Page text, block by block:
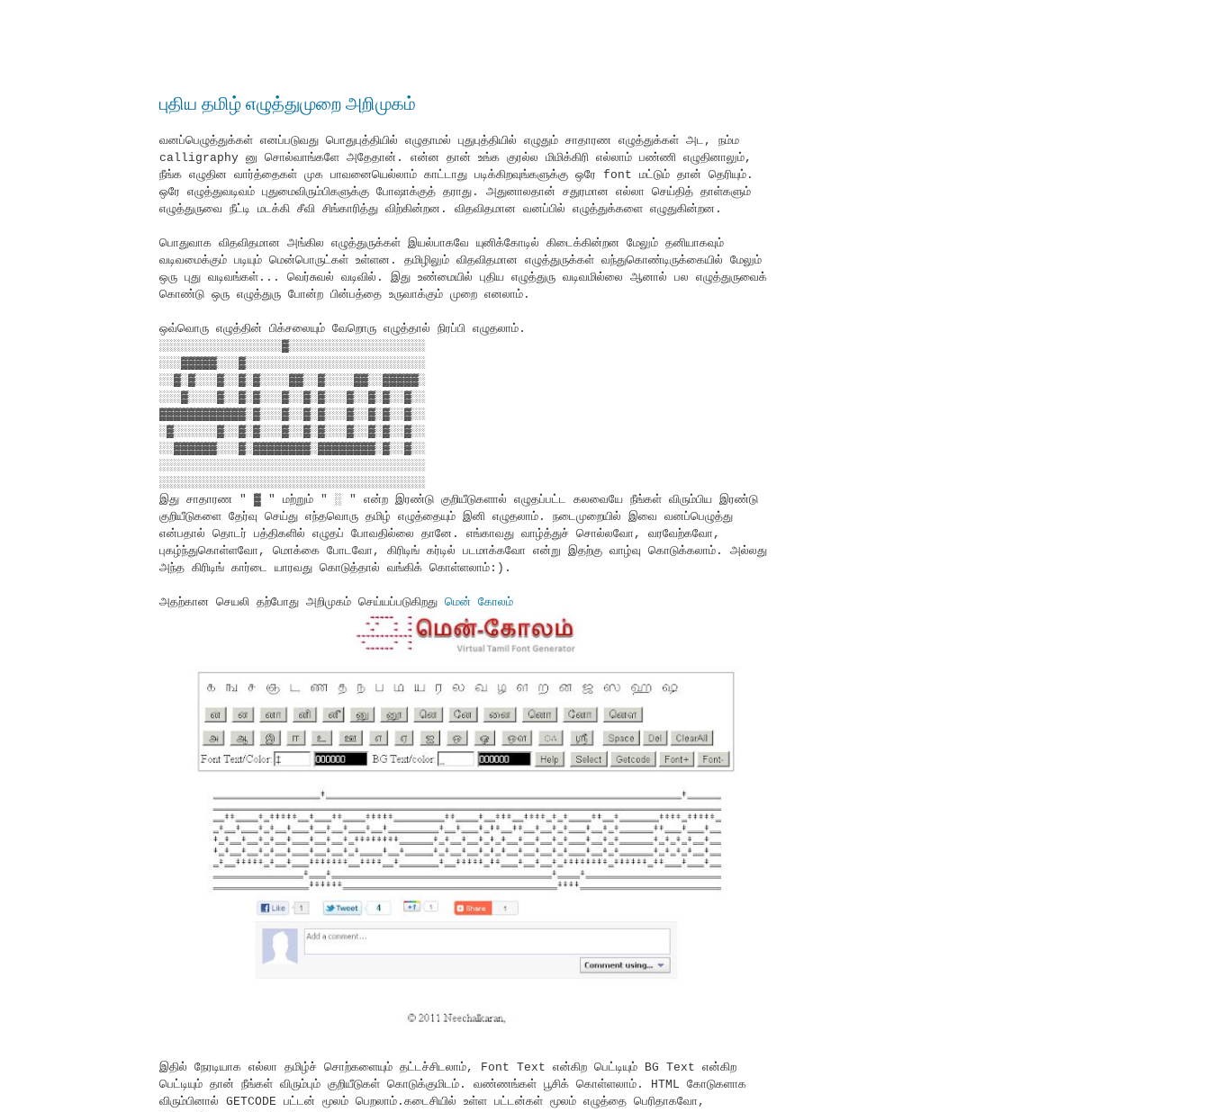
புதிய தமிழ் எழுத்துமுறை அறிமுகம்
வனப்பெழுத்துக்கள் எனப்படுவது பொதுபுத்தியில் எழுதாமல் புதுபுத்தியில் எழுதும் சாதாரண எழுத்துக்கள் அட, நம்ம
calligraphy னு சொல்வாங்களே அதேதான். என்ன தான் உங்க குரல்ல மிமிக்கிரி எல்லாம் பண்ணி எழுதினாலும்,
நீங்க எழுதின வார்த்தைகள் முக பாவனையெல்லாம் காட்டாது படிக்கிறவுங்களுக்கு ஒரே font மட்டும் தான் தெரியும்.
ஒரே எழுத்துவடிவம் புதுமைவிரும்பிகளுக்கு போஷாக்குத் தராது. அதுனாலதான் சதுரமான எல்லா செய்தித் தாள்களும்
எழுத்துருவை நீட்டி மடக்கி சீவி சிங்காரித்து விற்கின்றன. விதவிதமான வனப்பில் எழுத்துக்களை எழுதுகின்றன.
பொதுவாக விதவிதமான அங்கில எழுத்துருக்கள் இயல்பாகவே யுனிக்கோடில் கிடைக்கின்றன மேலும் தனியாகவும்
வடிவமைக்கும் படியும் மென்பொருட்கள் உள்ளன. தமிழிலும் விதவிதமான எழுத்துருக்கள் வந்துகொண்டிருக்கையில் மேலும்
ஒரு புது வடிவங்கள்... வெர்சுவல் வடிவில். இது உண்மையில் புதிய எழுத்துரு வடிவமில்லை ஆனால் பல எழுத்துருவைக்
கொண்டு ஒரு எழுத்துரு போன்ற பின்பத்தை உருவாக்கும் முறை எனலாம்.
ஒவ்வொரு எழுத்தின் பிக்சலையும் வேறொரு எழுத்தால் நிரப்பி எழுதலாம்.
░░░░░░░░░░░░░░░░░▓░░░░░░░░░░░░░░░░░░░
░░░▓▓▓▓▓░░░▓░░░░░░░░░░░░░░░░░░░░░░░░░
░░▓░▓░░░▓░░▓░▓░░░░▓▓░░▓░░░░▓▓░░▓▓▓▓▓░
░░░▓░░░░▓░░▓░▓░░░▓░░▓░▓░░░▓░░▓░▓░░▓░░
▓▓▓▓▓▓▓▓▓▓▓▓░▓░░░▓░░▓░▓░░░▓░░▓░▓░░▓░░
░▓░░░░░░▓░░▓░▓░░░▓░░▓░▓░░░▓░░▓░▓░░▓░░
░░▓▓▓▓▓▓░░░▓░▓▓▓▓▓▓▓▓░▓▓▓▓▓▓▓▓░▓░░▓░░
░░░░░░░░░░░░░░░░░░░░░░░░░░░░░░░░░░░░░
░░░░░░░░░░░░░░░░░░░░░░░░░░░░░░░░░░░░░
இது சாதாரண " ▓ " மற்றும் " ░ " என்ற இரண்டு குறியீடுகளால் எழுதப்பட்ட கலவையே நீங்கள் விரும்பிய இரண்டு
குறியீடுகளை தேர்வு செய்து எந்தவொரு தமிழ் எழுத்தையும் இனி எழுதலாம். நடைமுறையில் இவை வனப்பெழுத்து
என்பதால் தொடர் பத்திகளில் எழுதப் போவதில்லை தானே. எங்காவது வாழ்த்துச் சொல்லவோ, வரவேற்கவோ,
புகழ்ந்துகொள்ளவோ, மொக்கை போடவோ, கிரிடிங் கர்டில் படமாக்கவோ என்று இதற்கு வாழ்வு கொடுக்கலாம். அல்லது
அந்த கிரிடிங் கார்டை யாரவது கொடுத்தால் வங்கிக் கொள்ளலாம்:).
அதற்கான செயலி தற்போது அறிமுகம் செய்யப்படுகிறது மென் கோலம்
இதில் நேரடியாக எல்லா தமிழ்ச் சொற்களையும் தட்டச்சிடலாம், Font Text என்கிற பெட்டியும் BG Text என்கிற
பெட்டியும் தான் நீங்கள் விரும்பும் குறியீடுகள் கொடுக்குமிடம். வண்ணங்கள் பூசிக் கொள்ளலாம். HTML கோடுகளாக
விரும்பினால் GETCODE பட்டன் மூலம் பெறலாம்.கடைசியில் உள்ள பட்டன்கள் மூலம் எழுத்தை பெரிதாகவோ,